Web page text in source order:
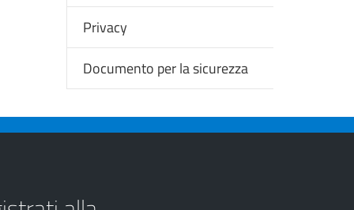
Privacy
Documento per la sicurezza